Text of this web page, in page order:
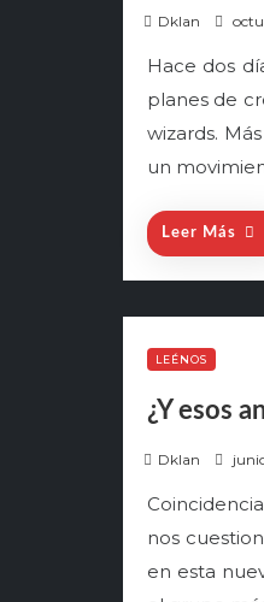
Dklan
s
t
e
o
Hace dos
planes de
wizards.
un
Leer Más
LEÉNOS
¿Y esos
Dklan
s
t
e
nos
en esta